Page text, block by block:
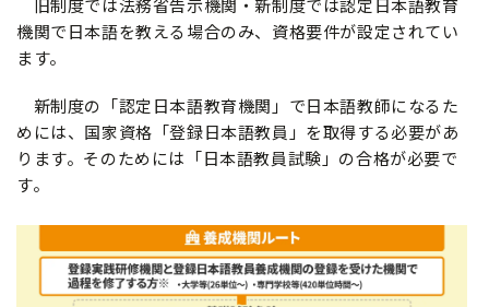
旧制度では法務省告示機関・新制度では認定日本語教育
機関で日本語を教える場合のみ、資格要件が設定されてい
ます。
新制度の「認定日本語教育機関」で日本語教師になるた
めには、国家資格「登録日本語教員」を取得する必要があ
ります。そのためには「日本語教員試験」の合格が必要で
す。